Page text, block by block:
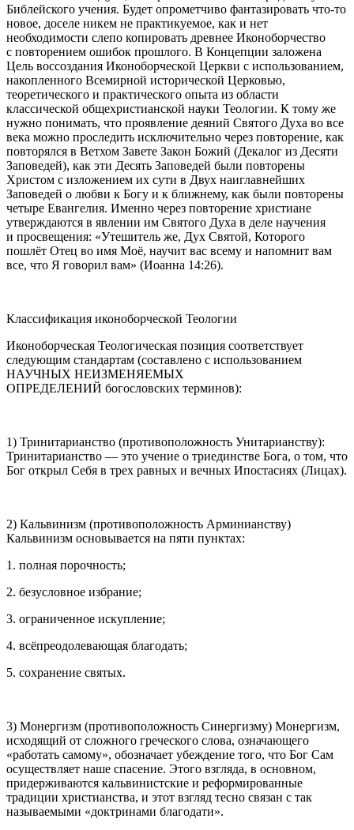
Библейского учения. Будет опрометчиво фантазировать что-то
новое, доселе никем не практикуемое, как и нет
необходимости слепо копировать древнее Иконоборчество
с повторением ошибок прошлого. В Концепции заложена
Цель воссоздания Иконоборческой Церкви с использованием,
накопленного Всемирной исторической Церковью,
теоретического и практического опыта из области
классической общехристианской науки Теологии. К тому же
нужно понимать, что проявление деяний Святого Духа во все
века можно проследить исключительно через повторение, как
повторялся в Ветхом Завете Закон Божий (Декалог из Десяти
Заповедей), как эти Десять Заповедей были повторены
Христом с изложением их сути в Двух наиглавнейших
Заповедей о любви к Богу и к ближнему, как были повторены
четыре Евангелия. Именно через повторение христиане
утверждаются в явлении им Святого Духа в деле научения
и просвещения: «Утешитель же, Дух Святой, Которого
пошлёт Отец во имя Моё, научит вас всему и напомнит вам
все, что Я говорил вам» (Иоанна 14:26).
Классификация иконоборческой Теологии
Иконоборческая Теологическая позиция соответствует
следующим стандартам (составлено с использованием
НАУЧНЫХ НЕИЗМЕНЯЕМЫХ
ОПРЕДЕЛЕНИЙ богословских терминов):
1) Тринитарианство (противоположность Унитарианству):
Тринитарианство — это учение о триединстве Бога, о том, что
Бог открыл Себя в трех равных и вечных Ипостасиях (Лицах).
2) Кальвинизм (противоположность Арминианству)
Кальвинизм основывается на пяти пунктах:
1. полная порочность;
2. безусловное избрание;
3. ограниченное искупление;
4. всёпреодолевающая благодать;
5. сохранение святых.
3) Монергизм (противоположность Синергизму) Монергизм,
исходящий от сложного греческого слова, означающего
«работать самому», обозначает убеждение того, что Бог Сам
осуществляет наше спасение. Этого взгляда, в основном,
придерживаются кальвинистские и реформированные
традиции христианства, и этот взгляд тесно связан с так
называемыми «доктринами благодати».